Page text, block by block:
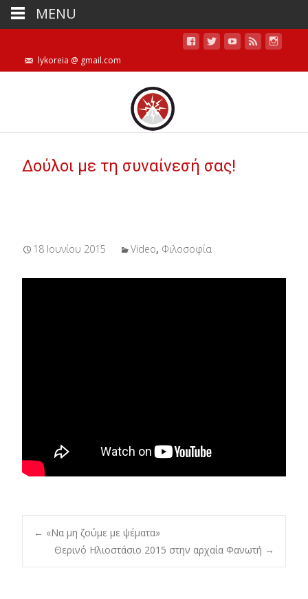
lykoreia @ gmail.com
Δούλοι με τη συναίνεσή σας!
18 Ιουνίου 2015 Video, Φιλοσοφία
Post
← «Να μη ζούμε με ψέματα»
Θερινό Ηλιοστάσιο 2015 στην αρχαία Φανωτή →
MENU